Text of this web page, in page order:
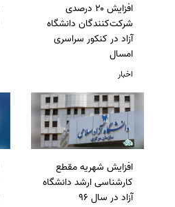
افزایش ۲۰ درصدی
شرکت‌کنندگان دانشگاه
آزاد در کنکور سراسری
امسال
اخبار
افزایش شهریه مقطع
کارشناسی ارشد دانشگاه
آزاد در سال 96